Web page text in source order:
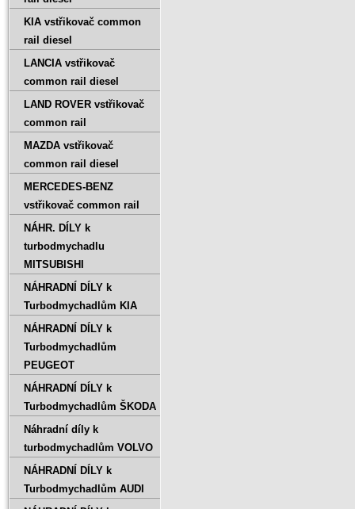
KIA vstřikovač common
rail diesel
LANCIA vstřikovač
common rail diesel
LAND ROVER vstřikovač
common rail
MAZDA vstřikovač
common rail diesel
MERCEDES-BENZ
vstřikovač common rail
NÁHR. DÍLY k
turbodmychadlu
MITSUBISHI
NÁHRADNÍ DÍLY k
Turbodmychadlům KIA
NÁHRADNÍ DÍLY k
Turbodmychadlům
PEUGEOT
NÁHRADNÍ DÍLY k
Turbodmychadlům ŠKODA
Náhradní díly k
turbodmychadlům VOLVO
NÁHRADNÍ DÍLY k
Turbodmychadlům AUDI